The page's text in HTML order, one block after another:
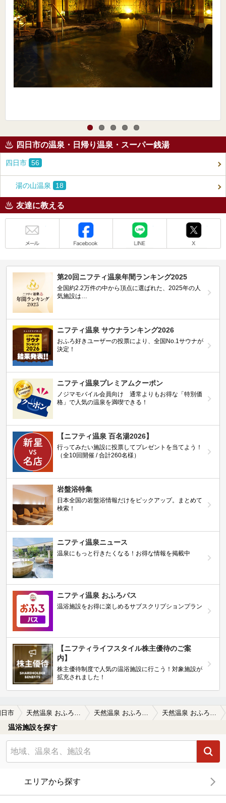
四日市の温泉・日帰り温泉・スーパー銭湯
四日市 56
湯の山温泉 18
友達に教える
第20回ニフティ温泉年間ランキング2025
全国約2.2万件の中から頂点に選ばれた、2025年の人
気施設は…
ニフティ温泉 サウナランキング2026
おふろ好きユーザーの投票により、全国No.1サウナが
決定！
ニフティ温泉プレミアムクーポン
ノジマモバイル会員向け 通常よりもお得な「特別価
格」で人気の温泉を満喫できる！
【ニフティ温泉 百名湯2026】
行ってみたい施設に投票してプレゼントを当てよう！
（全10回開催 / 合計260名様）
岩盤浴特集
日本全国の岩盤浴情報だけをピックアップ。まとめて
検索！
ニフティ温泉ニュース
温泉にもっと行きたくなる！お得な情報を掲載中
ニフティ温泉 おふろパス
温浴施設をお得に楽しめるサブスクリプションプラン
【ニフティライフスタイル株主優待のご案
内】
株主優待制度で人気の温浴施設に行こう！対象施設が
拡充されました！
市
温浴施設を探す
エリアから探す